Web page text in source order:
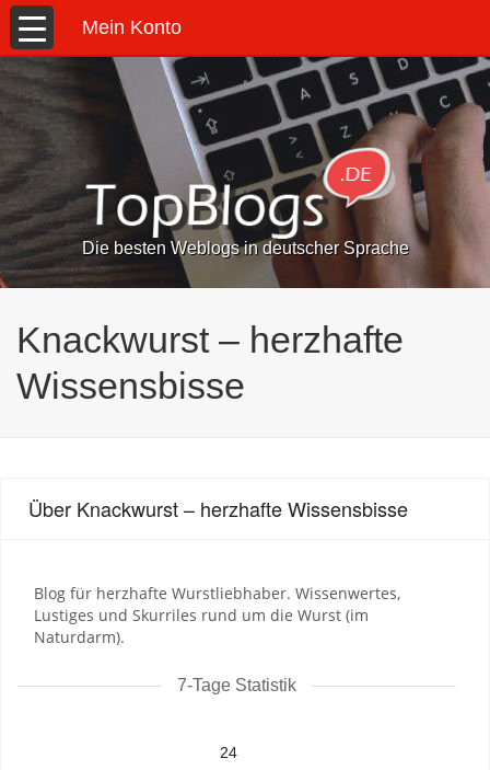
Mein Konto
Die besten Weblogs in deutscher Sprache
Knackwurst – herzhafte
Wissensbisse
Über Knackwurst – herzhafte Wissensbisse
Blog für herzhafte Wurstliebhaber. Wissenwertes,
Lustiges und Skurriles rund um die Wurst (im
Naturdarm).
7-Tage Statistik
24